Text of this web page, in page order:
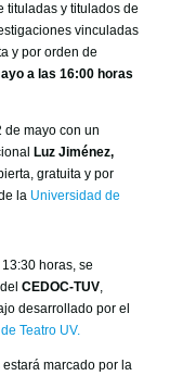
tituladas y titulados de
vinculadas
y por orden de
a las 16:00 horas
de mayo con un
Luz Jiménez,
gratuita y por
la Universidad de
horas, se
CEDOC-TUV,
desarrollado por el
Teatro UV.
marcado por la